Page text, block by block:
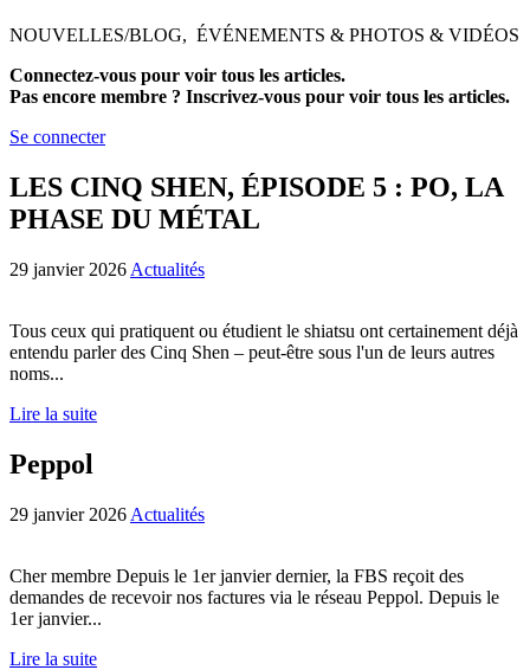
NOUVELLES/BLOG, ÉVÉNEMENTS & PHOTOS & VIDÉOS
Connectez-vous pour voir tous les articles.
Pas encore membre ? Inscrivez-vous pour voir tous les articles.
Se connecter
LES CINQ SHEN, ÉPISODE 5 : PO, LA
PHASE DU MÉTAL
29 janvier 2026 Actualités
Tous ceux qui pratiquent ou étudient le shiatsu ont certainement déjà
entendu parler des Cinq Shen – peut-être sous l'un de leurs autres
noms...
Lire la suite
Peppol
29 janvier 2026 Actualités
Cher membre Depuis le 1er janvier dernier, la FBS reçoit des
demandes de recevoir nos factures via le réseau Peppol. Depuis le
1er janvier...
Lire la suite